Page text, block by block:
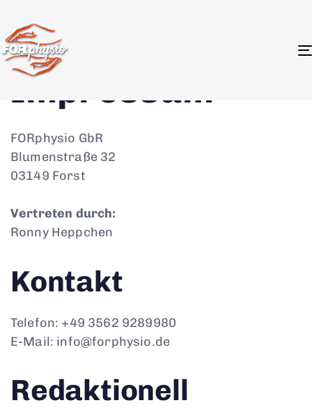
Impressum
FORphysio GbR
Blumenstraße 32
03149 Forst
Vertreten durch:
Ronny Heppchen
Kontakt
Telefon: +49 3562 9289980
E-Mail: info@forphysio.de
Redaktionell